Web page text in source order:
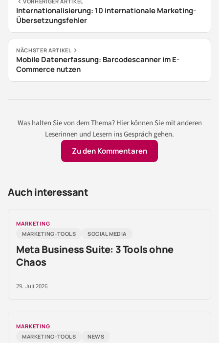
Internationalisierung: 10 internationale Marketing-
Übersetzungsfehler
NÄCHSTER ARTIKEL
Mobile Datenerfassung: Barcodescanner im E-
Commerce nutzen
Was halten Sie von dem Thema? Hier können Sie mit anderen
Leserinnen und Lesern ins Gespräch gehen.
Zu den Kommentaren
Auch interessant
MARKETING
MARKETING-TOOLS
SOCIAL MEDIA
Meta Business Suite: 3 Tools ohne
Chaos
29. Juli 2026
MARKETING
MARKETING-TOOLS
NEWS